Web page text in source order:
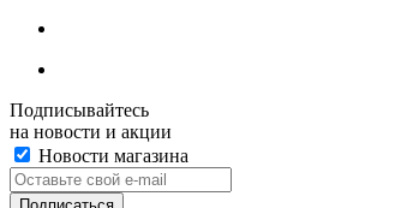
Подписывайтесь
на новости и акции
Новости магазина